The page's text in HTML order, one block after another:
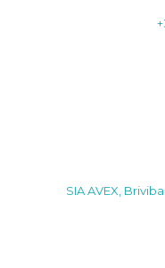
SIA AVEX,